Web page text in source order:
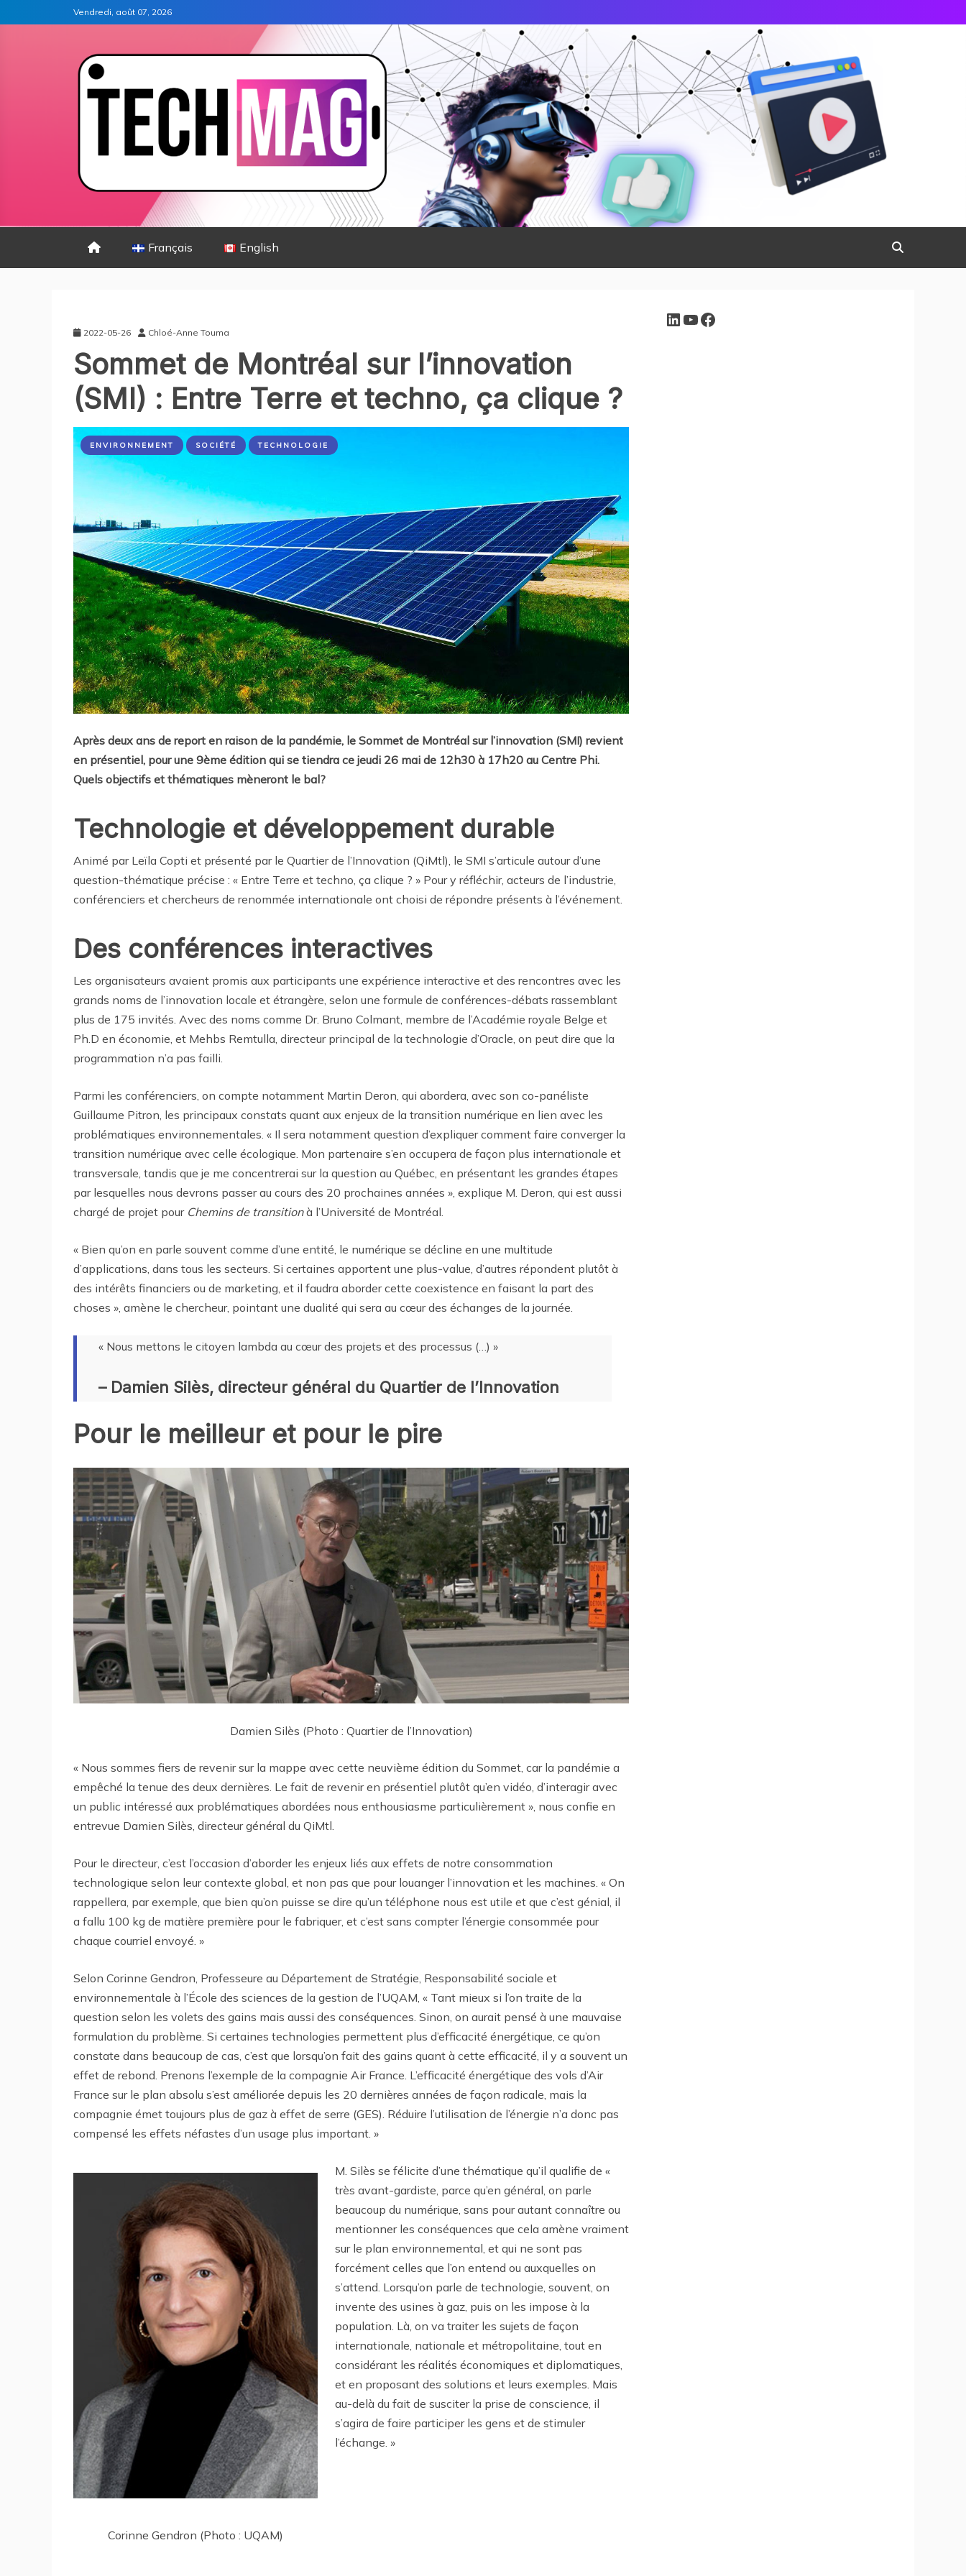
Vendredi, août 07, 2026
Français English
2022-05-26 Chloé-Anne Touma
Sommet de Montréal sur l’innovation
(SMI) : Entre Terre et techno, ça clique ?
ENVIRONNEMENT SOCIÉTÉ TECHNOLOGIE
Après deux ans de report en raison de la pandémie, le Sommet de Montréal sur l’innovation (SMI) revient
en présentiel, pour une 9ème édition qui se tiendra ce jeudi 26 mai de 12h30 à 17h20 au Centre Phi.
Quels objectifs et thématiques mèneront le bal?
Technologie et développement durable
Animé par Leïla Copti et présenté par le Quartier de l’Innovation (QiMtl), le SMI s’articule autour d’une
question-thématique précise : « Entre Terre et techno, ça clique ? » Pour y réfléchir, acteurs de l’industrie,
conférenciers et chercheurs de renommée internationale ont choisi de répondre présents à l’événement.
Des conférences interactives
Les organisateurs avaient promis aux participants une expérience interactive et des rencontres avec les
grands noms de l’innovation locale et étrangère, selon une formule de conférences-débats rassemblant
plus de 175 invités. Avec des noms comme Dr. Bruno Colmant, membre de l’Académie royale Belge et
Ph.D en économie, et Mehbs Remtulla, directeur principal de la technologie d’Oracle, on peut dire que la
programmation n’a pas failli.
Parmi les conférenciers, on compte notamment Martin Deron, qui abordera, avec son co-panéliste
Guillaume Pitron, les principaux constats quant aux enjeux de la transition numérique en lien avec les
problématiques environnementales. « Il sera notamment question d’expliquer comment faire converger la
transition numérique avec celle écologique. Mon partenaire s’en occupera de façon plus internationale et
transversale, tandis que je me concentrerai sur la question au Québec, en présentant les grandes étapes
par lesquelles nous devrons passer au cours des 20 prochaines années », explique M. Deron, qui est aussi
chargé de projet pour Chemins de transitionà l’Université de Montréal.
« Bien qu’on en parle souvent comme d’une entité, le numérique se décline en une multitude
d’applications, dans tous les secteurs. Si certaines apportent une plus-value, d’autres répondent plutôt à
des intérêts financiers ou de marketing, et il faudra aborder cette coexistence en faisant la part des
choses », amène le chercheur, pointant une dualité qui sera au cœur des échanges de la journée.
« Nous mettons le citoyen lambda au cœur des projets et des processus (…) »
– Damien Silès, directeur général du Quartier de l’Innovation
Pour le meilleur et pour le pire
Damien Silès (Photo : Quartier de l’Innovation)
« Nous sommes fiers de revenir sur la mappe avec cette neuvième édition du Sommet, car la pandémie a
empêché la tenue des deux dernières. Le fait de revenir en présentiel plutôt qu’en vidéo, d’interagir avec
un public intéressé aux problématiques abordées nous enthousiasme particulièrement », nous confie en
entrevue Damien Silès, directeur général du QiMtl.
Pour le directeur, c’est l’occasion d’aborder les enjeux liés aux effets de notre consommation
technologique selon leur contexte global, et non pas que pour louanger l’innovation et les machines. « On
rappellera, par exemple, que bien qu’on puisse se dire qu’un téléphone nous est utile et que c’est génial, il
a fallu 100 kg de matière première pour le fabriquer, et c’est sans compter l’énergie consommée pour
chaque courriel envoyé. »
Selon Corinne Gendron, Professeure au Département de Stratégie, Responsabilité sociale et
environnementale à l’École des sciences de la gestion de l’UQAM, « Tant mieux si l’on traite de la
question selon les volets des gains mais aussi des conséquences. Sinon, on aurait pensé à une mauvaise
formulation du problème. Si certaines technologies permettent plus d’efficacité énergétique, ce qu’on
constate dans beaucoup de cas, c’est que lorsqu’on fait des gains quant à cette efficacité, il y a souvent un
effet de rebond. Prenons l’exemple de la compagnie Air France. L’efficacité énergétique des vols d’Air
France sur le plan absolu s’est améliorée depuis les 20 dernières années de façon radicale, mais la
compagnie émet toujours plus de gaz à effet de serre (GES). Réduire l’utilisation de l’énergie n’a donc pas
compensé les effets néfastes d’un usage plus important. »
Corinne Gendron (Photo : UQAM)
M. Silès se félicite d’une thématique qu’il qualifie de «
très avant-gardiste, parce qu’en général, on parle
beaucoup du numérique, sans pour autant connaître ou
mentionner les conséquences que cela amène vraiment
sur le plan environnemental, et qui ne sont pas
forcément celles que l’on entend ou auxquelles on
s’attend. Lorsqu’on parle de technologie, souvent, on
invente des usines à gaz, puis on les impose à la
population. Là, on va traiter les sujets de façon
internationale, nationale et métropolitaine, tout en
considérant les réalités économiques et diplomatiques,
et en proposant des solutions et leurs exemples. Mais
au-delà du fait de susciter la prise de conscience, il
s’agira de faire participer les gens et de stimuler
l’échange. »